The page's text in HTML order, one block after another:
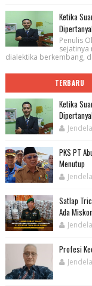
Ketika
Penulis
sejatinya
dialektika berkembang,
TERBARU
Ketika
PKS PT
Menutup
Satlap
Ada
Profesi